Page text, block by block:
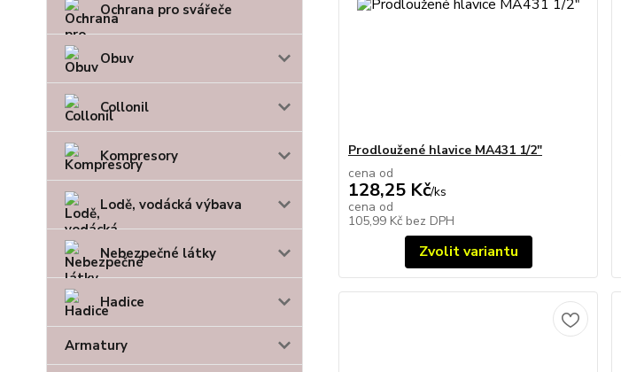
Ochrana pro svářeče
Obuv
Collonil
Kompresory
Lodě, vodácká výbava
Nebezpečné látky
Hadice
Armatury
Prodloužené hlavice MA431 1/2"
cena od
128,25 Kč/ks
cena od
105,99 Kč bez DPH
Zvolit variantu